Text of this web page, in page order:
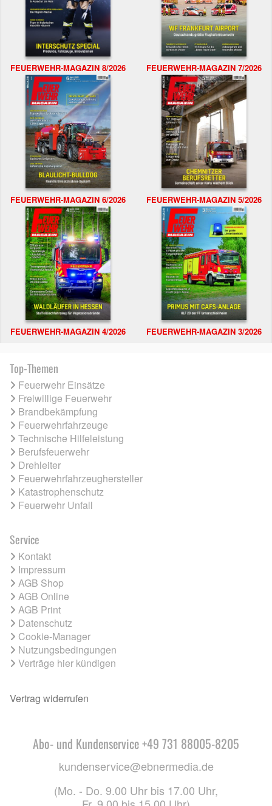
FEUERWEHR-MAGAZIN 8/2026 FEUERWEHR-MAGAZIN 7/2026
FEUERWEHR-MAGAZIN 6/2026 FEUERWEHR-MAGAZIN 5/2026
FEUERWEHR-MAGAZIN 4/2026 FEUERWEHR-MAGAZIN 3/2026
Top-Themen
Feuerwehr Einsätze
Freiwillige Feuerwehr
Brandbekämpfung
Feuerwehrfahrzeuge
Technische Hilfeleistung
Berufsfeuerwehr
Drehleiter
Feuerwehrfahrzeughersteller
Katastrophenschutz
Feuerwehr Unfall
Service
Kontakt
Impressum
AGB Shop
AGB Online
AGB Print
Datenschutz
Cookie-Manager
Nutzungsbedingungen
Verträge hier kündigen
Vertrag widerrufen
Abo- und Kundenservice +49 731 88005-8205
kundenservice@ebnermedia.de
(Mo. - Do. 9.00 Uhr bis 17.00 Uhr,